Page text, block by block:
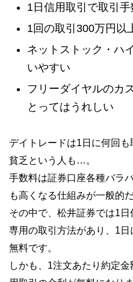
1日信用取引で取引
1回の取引300万円以
ネットストック・ハ
いやすい
フリーダイヤルのカ
とってはうれしい
デイトレードは1日に何回
貧乏という人も…。
手数料は証券口座各種バラ
も高くなる仕組みが一般的
その中で、松井証券では1
専用の取引方法があり、1
無料です。
しかも、1注文あたり約定